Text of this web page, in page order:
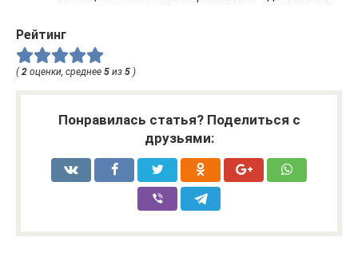
Рейтинг
( 2 оценки, среднее 5 из 5 )
Понравилась статья? Поделиться с
друзьями: